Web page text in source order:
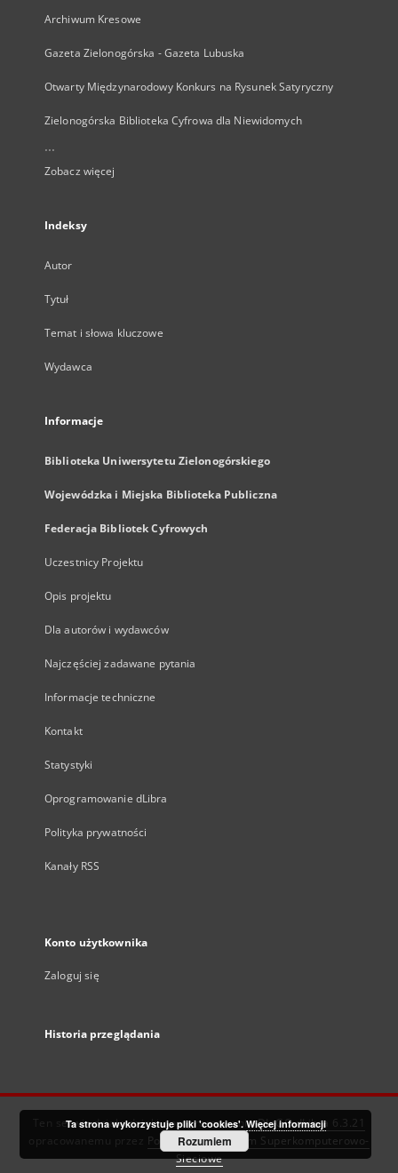
Archiwum Kresowe
Gazeta Zielonogórska - Gazeta Lubuska
Otwarty Międzynarodowy Konkurs na Rysunek Satyryczny
Zielonogórska Biblioteka Cyfrowa dla Niewidomych
...
Zobacz więcej
Indeksy
Autor
Tytuł
Temat i słowa kluczowe
Wydawca
Informacje
Biblioteka Uniwersytetu Zielonogórskiego
Wojewódzka i Miejska Biblioteka Publiczna
Federacja Bibliotek Cyfrowych
Uczestnicy Projektu
Opis projektu
Dla autorów i wydawców
Najczęściej zadawane pytania
Informacje techniczne
Kontakt
Statystyki
Oprogramowanie dLibra
Polityka prywatności
Kanały RSS
Konto użytkownika
Zaloguj się
Historia przeglądania
Ten serwis działa dzięki oprogramowaniuDInGO dLibra 6.3.21
Poznańskie Centrum Superkomputerowo-
Sieciowe
Ta strona wykorzystuje pliki 'cookies'. Więcej informacji
Rozumiem